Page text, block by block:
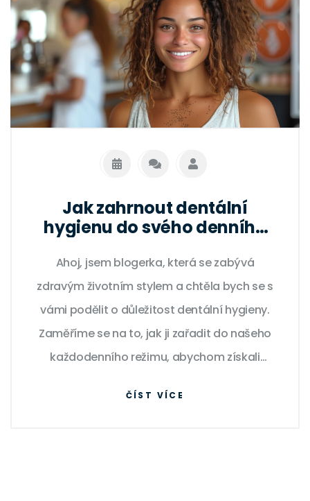
Jak zahrnout dentální
hygienu do svého denního
Ahoj, jsem blogerka, která se zabývá
zdravým životním stylem a chtěla bych se s
vámi podělit o důležitost dentální hygieny.
Zaměříme se na to, jak ji zařadit do našeho
každodenního režimu, abychom získali
ČÍST VÍCE